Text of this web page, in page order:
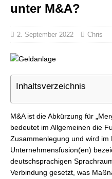
unter M&A?
2. September 2022 Chris
Inhaltsverzeichnis
M&A ist die Abkürzung für
bedeutet im Allgemeinen die
Zusammenlegung und wird im
Unternehmensfusion(en)
deutschsprachigen
Verbindung gesetzt, was